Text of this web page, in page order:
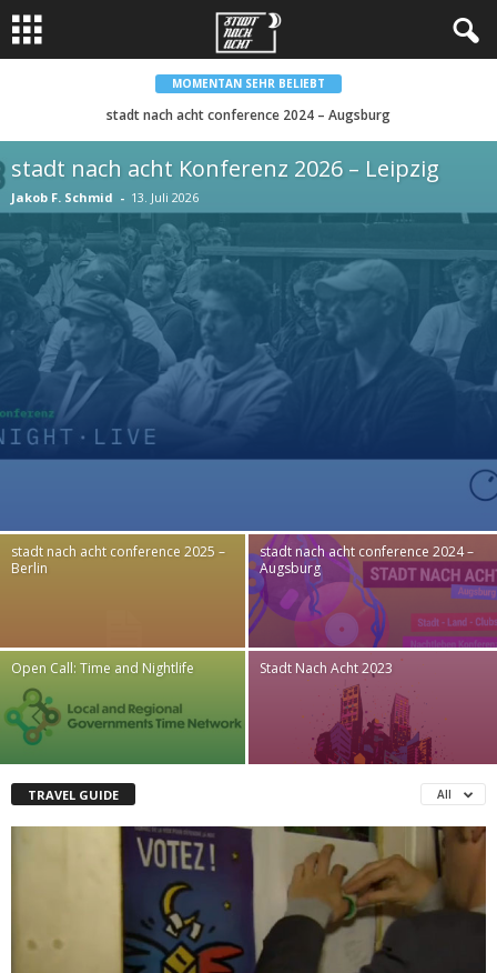
MOMENTAN SEHR BELIEBT
stadt nach acht conference 2024 – Augsburg
stadt nach acht Konferenz 2026 – Leipzig
Jakob F. Schmid - 13. Juli 2026
stadt nach acht conference 2025 –
Berlin
stadt nach acht conference 2024 –
Augsburg
Open Call: Time and Nightlife Stadt Nach Acht 2023
TRAVEL GUIDE All